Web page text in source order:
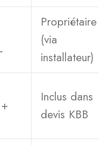
Propriétaire
(via
installateur)
Inclus dans
devis KBB